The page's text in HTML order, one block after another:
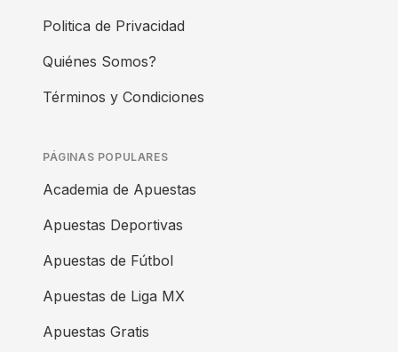
Politica de Privacidad
Quiénes Somos?
Términos y Condiciones
PÁGINAS POPULARES
Academia de Apuestas
Apuestas Deportivas
Apuestas de Fútbol
Apuestas de Liga MX
Apuestas Gratis